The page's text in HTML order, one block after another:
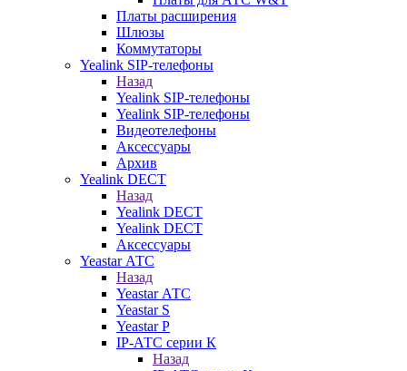
Платы расширения
Шлюзы
Коммутаторы
Yealink SIP-телефоны
Назад
Yealink SIP-телефоны
Yealink SIP-телефоны
Видеотелефоны
Аксессуары
Архив
Yealink DECT
Назад
Yealink DECT
Yealink DECT
Аксессуары
Yeastar АТС
Назад
Yeastar АТС
Yeastar S
Yeastar P
IP-АТС серии К
Назад